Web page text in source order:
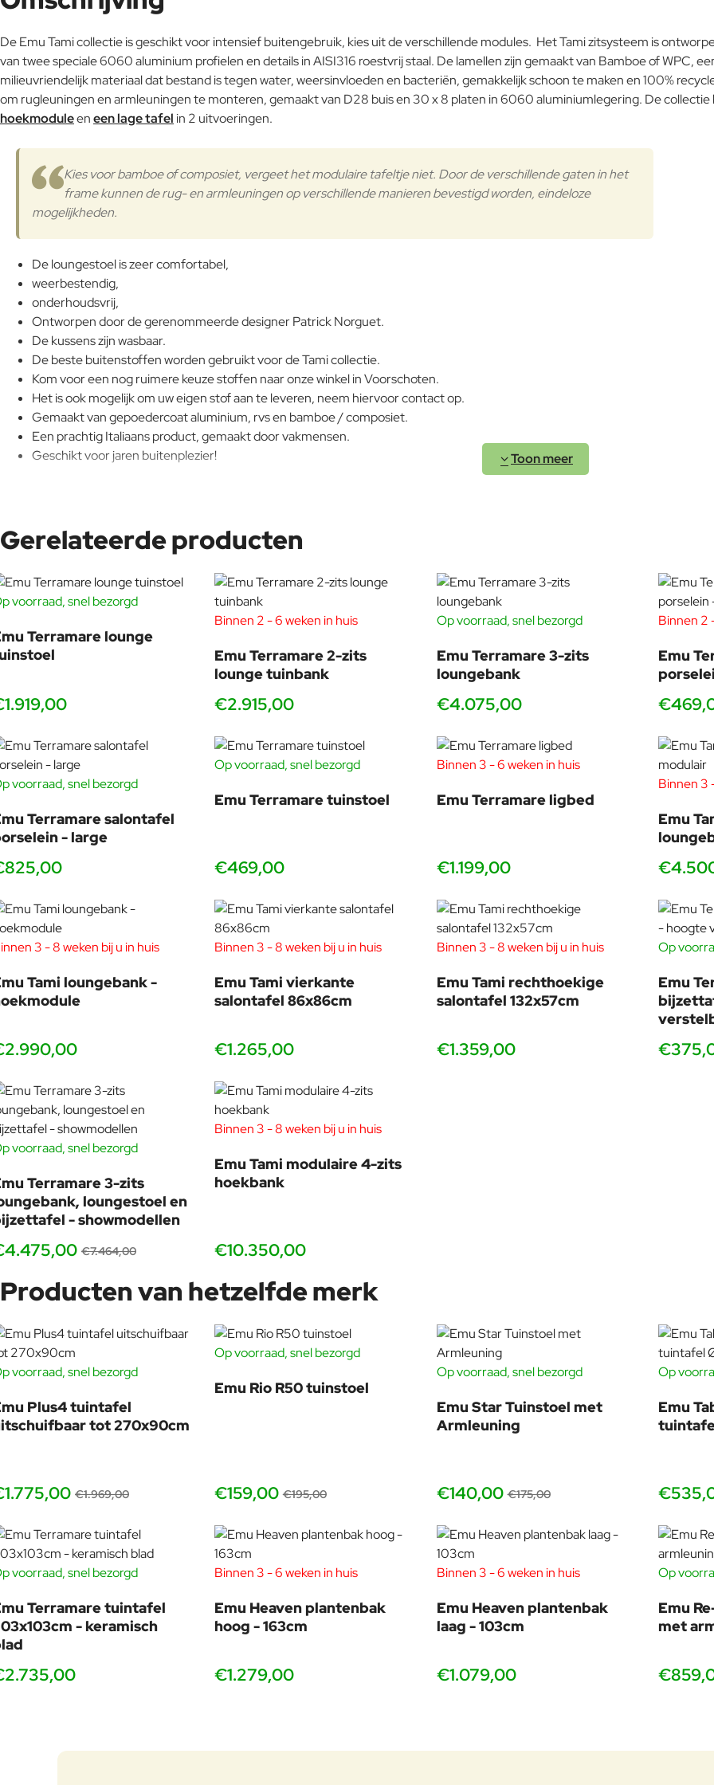
Bamboe
Frame
Onderhoudsadvies
Bamboe
Kunststof
Note:
Waardering:
Verder
De Emu Tami collectie is geschikt voor intensief buitengebruik, kies uit de verschillende modules. Het Tami zitsysteem is
van twee speciale 6060 aluminium profielen en details in AISI316 roestvrij staal. De lamellen zijn gemaakt van Bamboe of WPC,
milieuvriendelijk materiaal dat bestand is tegen water, weersinvloeden en bacteriën, gemakkelijk schoon te maken en 100%
om rugleuningen en armleuningen te monteren, gemaakt van D28 buis en 30 x 8 platen in 6060 aluminiumlegering. De collectie
hoekmoduleeneen lage tafel in 2 uitvoeringen.
Kies voor bamboe of composiet, vergeet het modulaire tafeltje niet. Door de verschillende gaten in het
frame kunnen de rug- en armleuningen op verschillende manieren bevestigd worden, eindeloze
mogelijkheden.
De loungestoel is zeer comfortabel,
weerbestendig,
onderhoudsvrij,
Ontworpen door de gerenommeerde designer Patrick Norguet.
De kussens zijn wasbaar.
De beste buitenstoffen worden gebruikt voor de Tami collectie.
Kom voor een nog ruimere keuze stoffen naar onze winkel in Voorschoten.
Het is ook mogelijk om uw eigen stof aan te leveren, neem hiervoor contact op.
Gemaakt van gepoedercoat aluminium, rvs en bamboe / composiet.
Een prachtig Italiaans product, gemaakt door vakmensen.
Geschikt voor jaren buitenplezier!
Kom de kleuren en materialen van de Tami collectie bekijken in onze showroom! Hier staan stoelen en
Patrick Norguet
Patrick Norguet benadert objecten en design vanuit een grafisch perspectief. Van kinds af aan heeft hij de voorkeur gegeven
Zijn carrière onderging een dramatische verandering in 2000 toen Giulio Cappellini zijn inmiddels beroemde Rainbow Chair zag.
creëerde zijn Parijse studio. Sindsdien ontwerpt hij voor grote producenten (Tacchini, Kristalia, Cassina, Alia, Tolix...) en
creatieve intentie verfijnd door technische beperkingen, economische belangen en de verwachtingen van een gebruiker die hij
Geïnspireerd door alles wat hem omringt, volgt Patrick Norguet geen trends, maar probeert hij producten vorm te geven
"Een goed ontworpen object, een object gecreëerd door een genereuze samenwerking is tijdloos."
Van consumentenproducten tot luxe objecten, Patrick Norguet laat een indruk van authenticiteit en elegantie achter.
Gerelateerde producten
voorraad, snel bezorgd
Terramare lounge
Binnen 2 - 6 weken in huis
Emu Terramare 2-zits
lounge tuinbank
€2.915,00
Op voorraad, snel bezorgd
Emu Terramare 3-zits
loungebank
€4.075,00
Binnen 2
Emu
voorraad, snel bezorgd
Terramare salontafel
- large
Op voorraad, snel bezorgd
Emu Terramare tuinstoel
€469,00
Binnen 3 - 6 weken in huis
Emu Terramare ligbed
€1.199,00
Binnen 3
Emu
3 - 8 weken bij u in huis
Tami loungebank -
Binnen 3 - 8 weken bij u in huis
Emu Tami vierkante
salontafel 86x86cm
€1.265,00
Binnen 3 - 8 weken bij u in huis
Emu Tami rechthoekige
salontafel 132x57cm
€1.359,00
Op
Emu
BUNDELKORTING
voorraad, snel bezorgd
Terramare 3-zits
loungestoel en
- showmodellen
€7.464,00
Binnen 3 - 8 weken bij u in huis
Emu Tami modulaire 4-zits
hoekbank
€10.350,00
Producten van hetzelfde merk
voorraad, snel bezorgd
Plus4 tuintafel
tot 270x90cm
€1.969,00
Op voorraad, snel bezorgd
Emu Rio R50 tuinstoel
€159,00 €195,00
Op voorraad, snel bezorgd
Emu Star Tuinstoel met
Armleuning
€140,00 €175,00
Op
Emu
voorraad, snel bezorgd
Terramare tuintafel
- keramisch
Binnen 3 - 6 weken in huis
Emu Heaven plantenbak
hoog - 163cm
€1.279,00
Binnen 3 - 6 weken in huis
Emu Heaven plantenbak
laag - 103cm
€1.079,00
Op
Emu
met